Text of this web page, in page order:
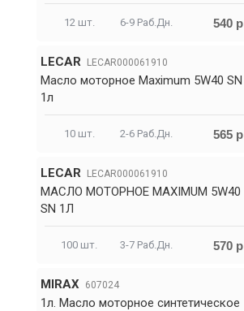
12 шт. 6-9 Раб.Дн. 540 р
LECAR LECAR000061910
Масло моторное Maximum 5W40 SN
1л
10 шт. 2-6 Раб.Дн. 565 р
LECAR LECAR000061910
МАСЛО МОТОРНОЕ MAXIMUM 5W40
SN 1Л
100 шт. 3-7 Раб.Дн. 570 р
MIRAX 607024
1л. Масло моторное синтетическое